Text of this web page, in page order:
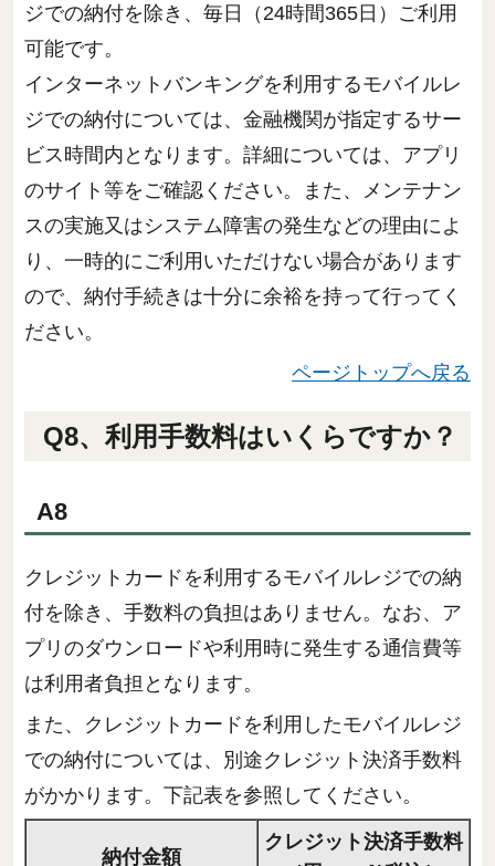
ジでの納付を除き、毎日（24時間365日）ご利用
可能です。
インターネットバンキングを利用するモバイルレ
ジでの納付については、金融機関が指定するサー
ビス時間内となります。詳細については、アプリ
のサイト等をご確認ください。また、メンテナン
スの実施又はシステム障害の発生などの理由によ
り、一時的にご利用いただけない場合があります
ので、納付手続きは十分に余裕を持って行ってく
ださい。
ページトップへ戻る
Q8、利用手数料はいくらですか？
A8
クレジットカードを利用するモバイルレジでの納
付を除き、手数料の負担はありません。なお、ア
プリのダウンロードや利用時に発生する通信費等
は利用者負担となります。
また、クレジットカードを利用したモバイルレジ
での納付については、別途クレジット決済手数料
がかかります。下記表を参照してください。
納付金額
クレジット決済手数料